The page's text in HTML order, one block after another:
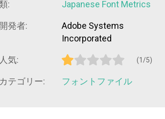
類:
Japanese Font Metrics
開発者:
Adobe Systems
Incorporated
人気: (1/5)
カテゴリー: フォントファイル